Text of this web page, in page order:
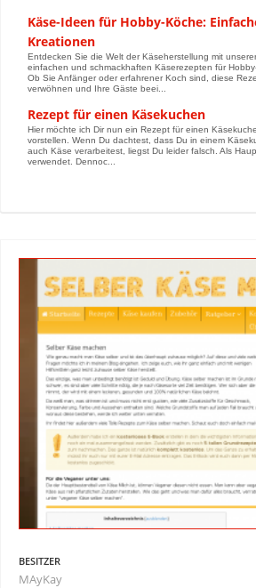
Käse-Ideen für Hobby-Köche:
Kreationen
Entdecken Sie die Welt der Käseherstellung mit
einfachen und schmackhaften Käserezepten für
Ob Sie Anfänger oder erfahrener Koch sind, diese
verwöhnen und Ihre Gäste beei...
Rezept für einen Käsekuchen
Hier möchte ich Dir nun ein Rezept für einen
vorstellen. Wenn Du dachtest, dass Du in einem
auch Käse verarbeitest, liegst Du leider falsch. Als
verwendet. Dennoc...
BESITZER
MAyKay